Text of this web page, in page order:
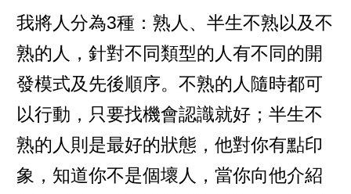
我將人分為3種：熟人、半生不熟以及不
熟的人，針對不同類型的人有不同的開
發模式及先後順序。不熟的人隨時都可
以行動，只要找機會認識就好；半生不
熟的人則是最好的狀態，他對你有點印
象，知道你不是個壞人，當你向他介紹